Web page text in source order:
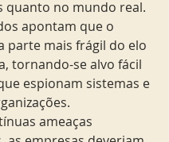
quanto no mundo real.
apontam que o
parte mais frágil do elo
tornando-se alvo fácil
espionam sistemas e
ameaças